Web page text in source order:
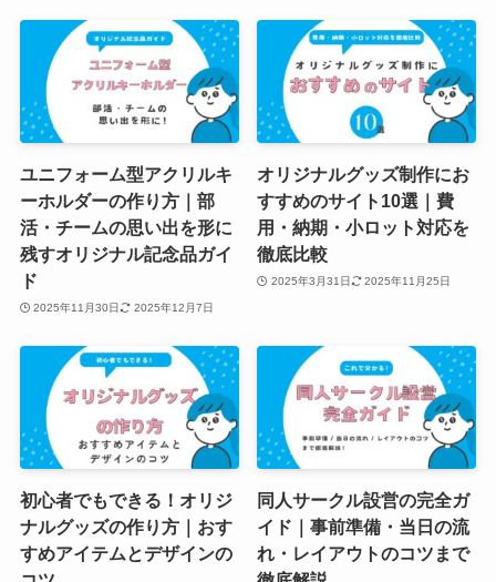
ユニフォーム型アクリルキ
ーホルダーの作り方｜部
活・チームの思い出を形に
残すオリジナル記念品ガイ
ド
2025年11月30日 2025年12月7日
オリジナルグッズ制作にお
すすめのサイト10選｜費
用・納期・小ロット対応を
徹底比較
2025年3月31日 2025年11月25日
初心者でもできる！オリジ
ナルグッズの作り方｜おす
すめアイテムとデザインの
同人サークル設営の完全ガ
イド｜事前準備・当日の流
れ・レイアウトのコツまで